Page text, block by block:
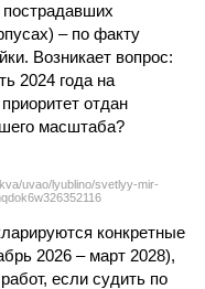
– по факту
Возникает вопрос:
2024 года на
отдан
масштаба?
uvao/lyublino/svetlyy-mir-
конкретные
2026 – март 2028),
если судить по